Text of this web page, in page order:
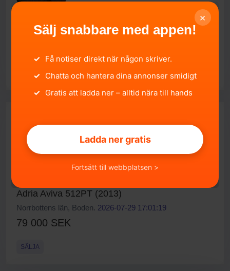
Skåne län, Hässleholm.2026-05-02 11:52:25
SÄLJA
Adria Aviva 512PT (2013)
Norrbottens län, Boden. 2026-07-29 17:01:19
79 000 SEK
SÄLJA
×
Sälj snabbare med appen!
✓ Få notiser direkt när någon skriver.
✓ Chatta och hantera dina annonser smidigt
✓ Gratis att ladda ner – alltid nära till hands
Ladda ner gratis
Fortsätt till webbplatsen >